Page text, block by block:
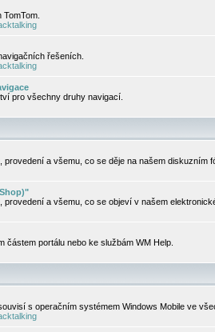
řešeních.
pro všechny druhy navigací.
provedení a všemu, co se děje na našem diskuzním
provedení a všemu, co se objeví v našem
částem portálu nebo ke službám WM Help.
s operačním systémem Windows Mobile ve